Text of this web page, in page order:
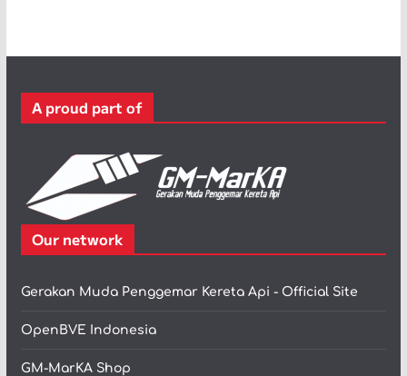
i
A proud part of
Our network
Gerakan Muda Penggemar Kereta Api - Official Site
OpenBVE Indonesia
GM-MarKA Shop